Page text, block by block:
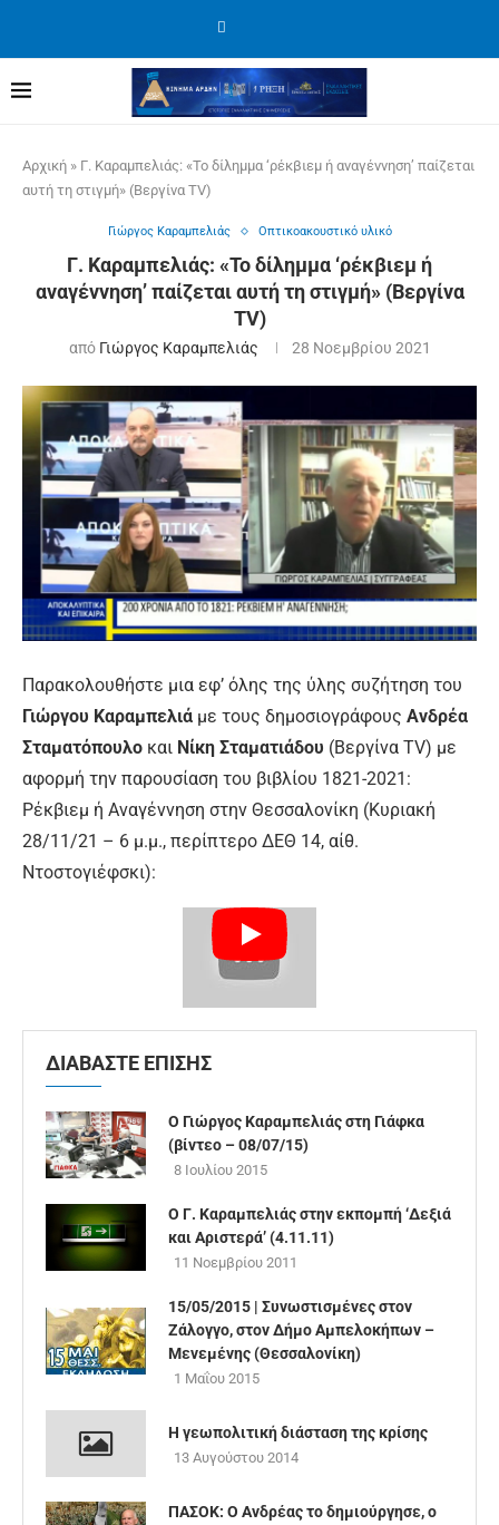
Αρχική » Γ. Καραμπελιάς: «Το δίλημμα ‘ρέκβιεμ ή αναγέννηση’ παίζεται
αυτή τη στιγμή» (Βεργίνα TV)
Γιώργος Καραμπελιάς Οπτικοακουστικό υλικό
Γ. Καραμπελιάς: «Το δίλημμα ‘ρέκβιεμ ή
αναγέννηση’ παίζεται αυτή τη στιγμή» (Βεργίνα
TV)
από Γιώργος Καραμπελιάς 28 Νοεμβρίου 2021
Παρακολουθήστε μια εφ’ όλης της ύλης συζήτηση του
Γιώργου Καραμπελιά με τους δημοσιογράφους Ανδρέα
Σταματόπουλο και Νίκη Σταματιάδου (Βεργίνα TV) με
αφορμή την παρουσίαση του βιβλίου 1821-2021:
Ρέκβιεμ ή Αναγέννηση στην Θεσσαλονίκη (Κυριακή
28/11/21 – 6 μ.μ., περίπτερο ΔΕΘ 14, αίθ.
Ντοστογιέφσκι):
ΔΙΑΒΑΣΤΕ ΕΠΙΣΗΣ
Ο Γιώργος Καραμπελιάς στη Γιάφκα
(βίντεο – 08/07/15)
8 Ιουλίου 2015
Ο Γ. Καραμπελιάς στην εκπομπή ‘Δεξιά
και Αριστερά’ (4.11.11)
11 Νοεμβρίου 2011
15/05/2015 | Συνωστισμένες στον
Ζάλογγο, στον Δήμο Αμπελοκήπων –
Μενεμένης (Θεσσαλονίκη)
1 Μαΐου 2015
Η γεωπολιτική διάσταση της κρίσης
13 Αυγούστου 2014
ΠΑΣΟΚ: Ο Ανδρέας το δημιούργησε, ο